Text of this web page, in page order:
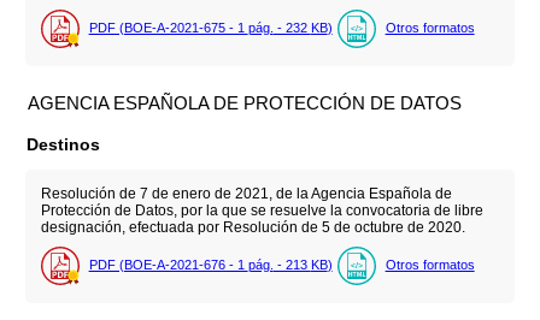
PDF (BOE-A-2021-675 - 1 pág. - 232 KB) Otros formatos
AGENCIA ESPAÑOLA DE PROTECCIÓN DE DATOS
Destinos
Resolución de 7 de enero de 2021, de la Agencia Española de
Protección de Datos, por la que se resuelve la convocatoria de libre
designación, efectuada por Resolución de 5 de octubre de 2020.
PDF (BOE-A-2021-676 - 1 pág. - 213 KB) Otros formatos